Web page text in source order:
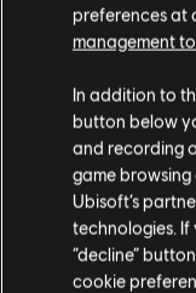
Tabla
Tabla
preferences at
management
In addition to
button below
and recording
game
Ubisoft’s
technologies. If
“decline”
cookie